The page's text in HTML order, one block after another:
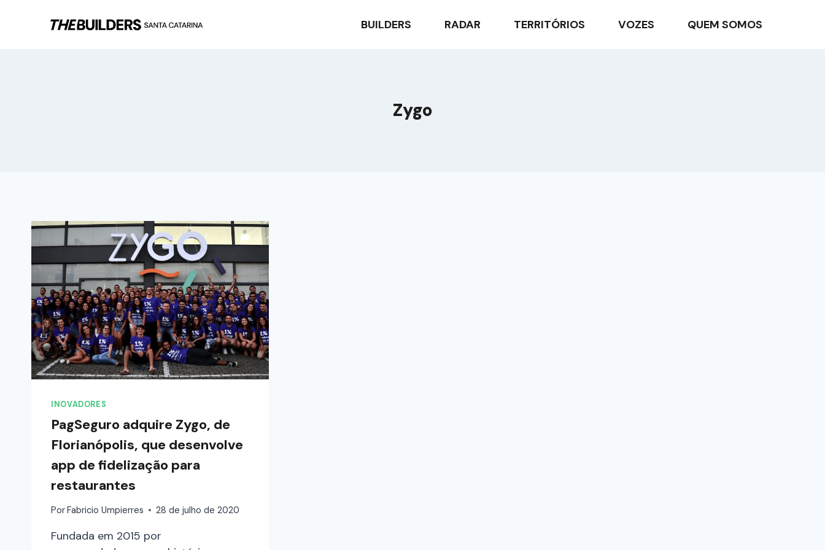
BUILDERS RADAR TERRITÓRIOS VOZES QUEM SOMOS
Zygo
INOVADORES
PagSeguro adquire Zygo, de
Florianópolis, que desenvolve
app de fidelização para
restaurantes
PorFabricio Umpierres 28 de julho de 2020
Fundada em 2015 por